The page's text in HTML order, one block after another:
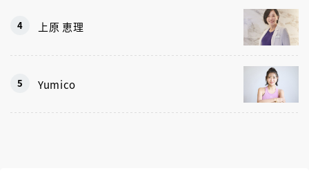
上原 恵理
Yumico